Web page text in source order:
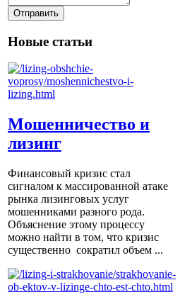
Новые статьи
Мошенничество и
лизинг
Финансовый кризис стал
сигналом к массированной атаке
рынка лизинговых услуг
мошенниками разного рода.
Объяснение этому процессу
можно найти в том, что кризис
существенно сократил объем ...